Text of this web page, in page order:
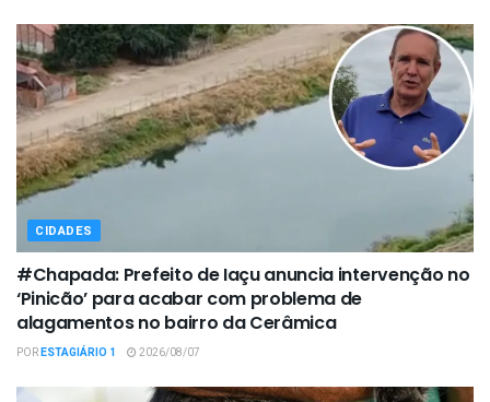
CIDADES
#Chapada: Prefeito de Iaçu anuncia intervenção no
‘Pinicão’ para acabar com problema de
alagamentos no bairro da Cerâmica
PORESTAGIÁRIO 1 2026/08/07